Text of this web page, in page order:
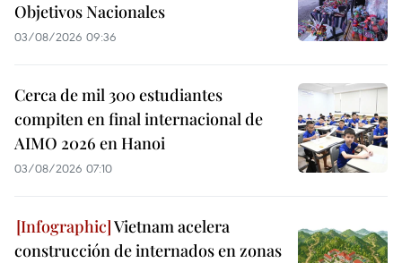
Objetivos Nacionales
03/08/2026 09:36
Cerca de mil 300 estudiantes
compiten en final internacional de
AIMO 2026 en Hanoi
03/08/2026 07:10
Vietnam acelera
construcción de internados en zonas